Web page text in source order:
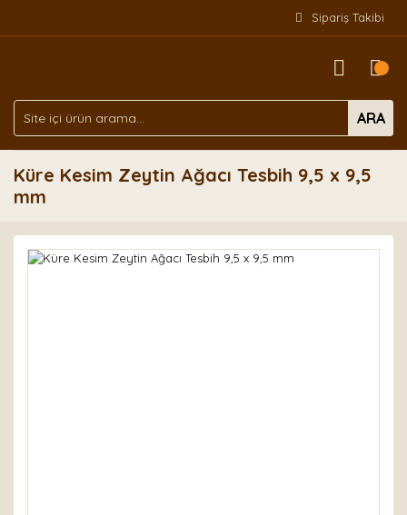
Sipariş Takibi
ARA
Küre Kesim Zeytin Ağacı Tesbih 9,5 x 9,5
mm